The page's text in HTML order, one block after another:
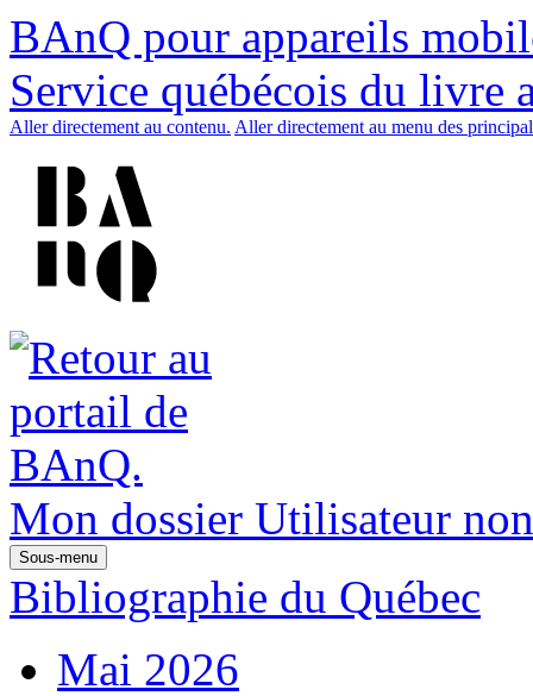
BAnQ pour appareils
Service québécois du livre
Aller directement au contenu. Aller directement au menu des
Mon dossier Utilisateur
Sous-menu
Bibliographie du Québec
Mai 2026